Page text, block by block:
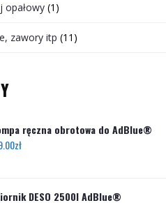
opałowy (1)
zawory itp (11)
ręczna obrotowa do AdBlue®
zł
DESO 2500l AdBlue®